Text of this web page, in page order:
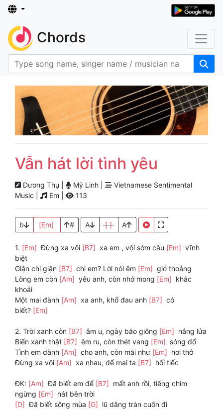
Chords
Vẫn hát lời tình yêu
Dương Thụ | Mỹ Linh |
Vietnamese Sentimental
Music |
Em | 113
b [Em] # A [ ] A
1. [Em] Ðừng xa vội [B7] xa em , vội sớm câu [Em] vĩnh
biệt
Giận chi giận [B7] chi em? Lời nói êm [Em] gió thoảng
Lòng em còn [Am] yêu anh, còn nhớ mong [Em] khắc
khoải
Một mai đành [Am] xa anh, khổ đau anh [B7] có
biết? [Em]
2. Trời xanh còn [B7] âm u, ngày bão giông [Em] nắng lửa
Biển xanh thật [B7] êm ru, còn thét vang [Em] sóng đổ
Tình em dành [Am] cho anh, còn mãi như [Em] hơi thở
Ðừng xa vội [Am] xa nhau, để mai ta [B7] hối tiếc
ĐK: [Am] Ðã biết em để [B7] mất anh rồi, tiếng chim
ngừng [Em] hát bên trời
[D] Ðã biết sông mùa [G] lũ dâng tràn cuốn đi